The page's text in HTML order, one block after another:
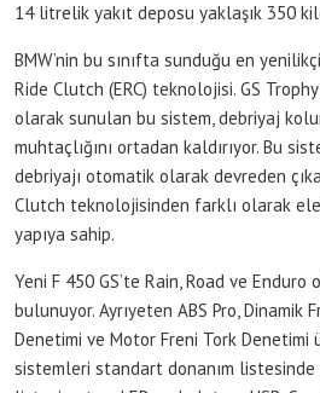
14 litrelik yakıt deposu yaklaşık 350
BMW’nin bu sınıfta sunduğu en
Ride Clutch (ERC) teknolojisi. GS
olarak sunulan bu sistem, debriyaj
muhtaçlığını ortadan kaldırıyor. Bu
debriyajı otomatik olarak devreden
Clutch teknolojisinden farklı olarak
yapıya sahip.
Yeni F 450 GS’te Rain, Road ve
bulunuyor. Ayrıyeten ABS Pro, Dinamik
Denetimi ve Motor Freni Tork Denetimi
sistemleri standart donanım listesinde